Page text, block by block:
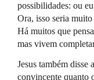
possibilidades: ou
Ora, isso seria
Há muitos que
mas vivem
Jesus também disse
convincente quanto